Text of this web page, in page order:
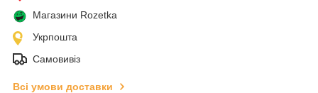
Магазини Rozetka
Укрпошта
Самовивіз
Всі умови доставки